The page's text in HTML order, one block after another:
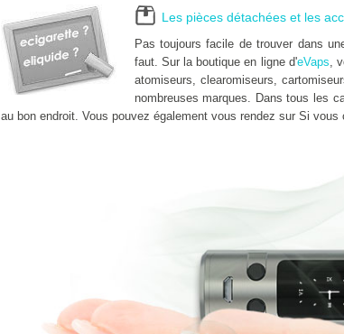
Les pièces détachées et les
Pas toujours facile de trouver dans
faut. Sur la boutique en ligne d'eVaps,
atomiseurs, clearomiseurs,
nombreuses marques. Dans tous les
au bon endroit. Vous pouvez également vous rendez sur Si